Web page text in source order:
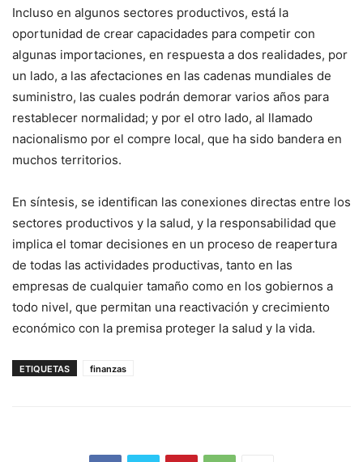
Incluso en algunos sectores productivos, está la
oportunidad de crear capacidades para competir con
algunas importaciones, en respuesta a dos realidades, por
un lado, a las afectaciones en las cadenas mundiales de
suministro, las cuales podrán demorar varios años para
restablecer normalidad; y por el otro lado, al llamado
nacionalismo por el compre local, que ha sido bandera en
muchos territorios.
En síntesis, se identifican las conexiones directas entre los
sectores productivos y la salud, y la responsabilidad que
implica el tomar decisiones en un proceso de reapertura
de todas las actividades productivas, tanto en las
empresas de cualquier tamaño como en los gobiernos a
todo nivel, que permitan una reactivación y crecimiento
económico con la premisa proteger la salud y la vida.
ETIQUETAS finanzas